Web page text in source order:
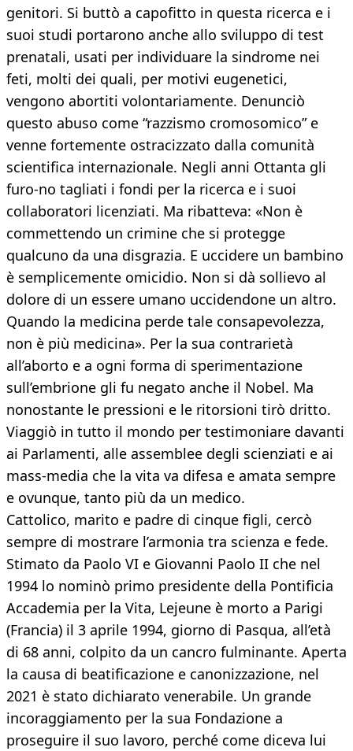
genitori. Si buttò a capofitto in questa ricerca e i
suoi studi portarono anche allo sviluppo di test
prenatali, usati per individuare la sindrome nei
feti, molti dei quali, per motivi eugenetici,
vengono abortiti volontariamente. Denunciò
questo abuso come “razzismo cromosomico” e
venne fortemente ostracizzato dalla comunità
scientifica internazionale. Negli anni Ottanta gli
furo-no tagliati i fondi per la ricerca e i suoi
collaboratori licenziati. Ma ribatteva: «Non è
commettendo un crimine che si protegge
qualcuno da una disgrazia. E uccidere un bambino
è semplicemente omicidio. Non si dà sollievo al
dolore di un essere umano uccidendone un altro.
Quando la medicina perde tale consapevolezza,
non è più medicina». Per la sua contrarietà
all’aborto e a ogni forma di sperimentazione
sull’embrione gli fu negato anche il Nobel. Ma
nonostante le pressioni e le ritorsioni tirò dritto.
Viaggiò in tutto il mondo per testimoniare davanti
ai Parlamenti, alle assemblee degli scienziati e ai
mass-media che la vita va difesa e amata sempre
e ovunque, tanto più da un medico.
Cattolico, marito e padre di cinque figli, cercò
sempre di mostrare l’armonia tra scienza e fede.
Stimato da Paolo VI e Giovanni Paolo II che nel
1994 lo nominò primo presidente della Pontificia
Accademia per la Vita, Lejeune è morto a Parigi
(Francia) il 3 aprile 1994, giorno di Pasqua, all’età
di 68 anni, colpito da un cancro fulminante. Aperta
la causa di beatificazione e canonizzazione, nel
2021 è stato dichiarato venerabile. Un grande
incoraggiamento per la sua Fondazione a
proseguire il suo lavoro, perché come diceva lui